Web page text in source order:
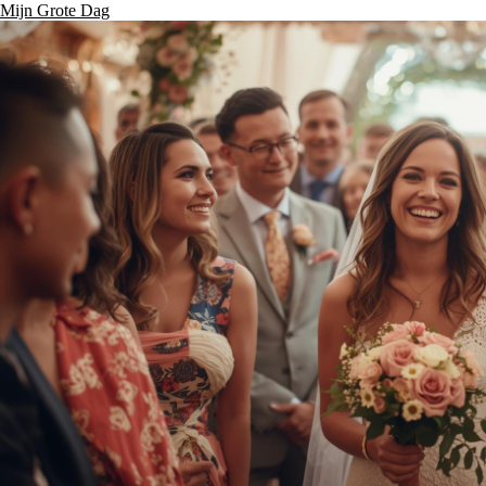
Mijn Grote Dag